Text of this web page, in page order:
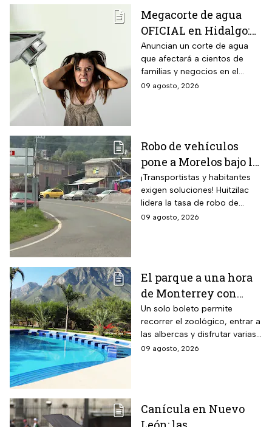
Megacorte de agua
OFICIAL en Hidalgo:
Colonias se quedan
sin servicio del 11 al
14 de agosto
Anuncian un corte de agua
que afectará a cientos de
familias y negocios en el
municipio de Pachuca, a lo
09 agosto, 2026
Robo de vehículos
pone a Morelos bajo la
lupa: Huitzilac
registra la mayor tasa
del país
¡Transportistas y habitantes
exigen soluciones! Huitzilac
lidera la tasa de robo de
vehículos en México, con 78
09 agosto, 2026
El parque a una hora
de Monterrey con
zoológico, tirolesa y
alberca: esto cuesta la
entrada en agosto de
2026
Un solo boleto permite
recorrer el zoológico, entrar a
las albercas y disfrutar varias
áreas recreativas cerca de
09 agosto, 2026
Canícula en Nuevo